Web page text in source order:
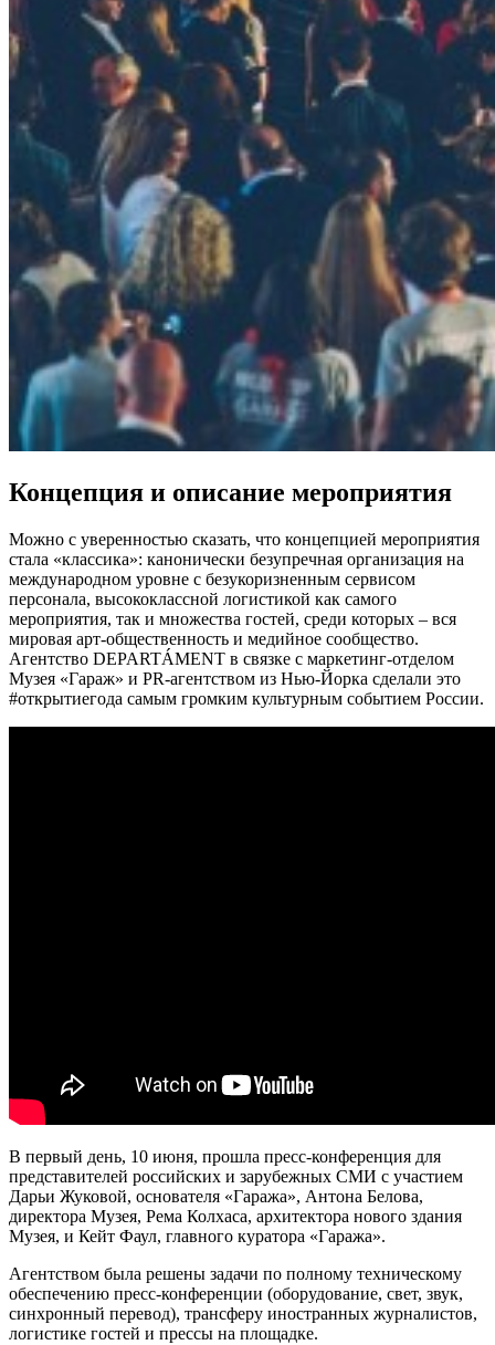
Концепция и описание мероприятия
Можно с уверенностью сказать, что концепцией мероприятия
стала «классика»: канонически безупречная организация на
международном уровне с безукоризненным сервисом
персонала, высококлассной логистикой как самого
мероприятия, так и множества гостей, среди которых – вся
мировая арт-общественность и медийное сообщество.
Агентство DEPARTÁMENT в связке с маркетинг-отделом
Музея «Гараж» и PR-агентством из Нью-Йорка сделали это
#открытиегода самым громким культурным событием России.
В первый день, 10 июня, прошла пресс-конференция для
представителей российских и зарубежных СМИ с участием
Дарьи Жуковой, основателя «Гаража», Антона Белова,
директора Музея, Рема Колхаса, архитектора нового здания
Музея, и Кейт Фаул, главного куратора «Гаража».
Агентством была решены задачи по полному техническому
обеспечению пресс-конференции (оборудование, свет, звук,
синхронный перевод), трансферу иностранных журналистов,
логистике гостей и прессы на площадке.